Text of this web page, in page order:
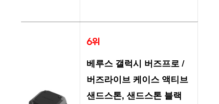
6위
베루스 갤럭시 버즈프로 /
버즈라이브 케이스 액티브
샌드스톤, 샌드스톤 블랙